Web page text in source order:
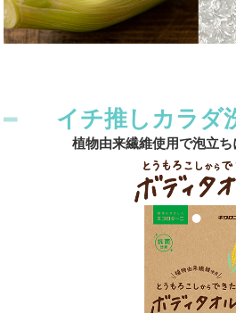
イチ推しカラダ
植物由来繊維使用で泡立